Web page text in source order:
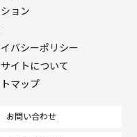
ョン
バシーポリシー
イトについて
マップ
お問い合わせ